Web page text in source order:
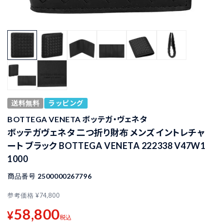
送料無料 ラッピング
BOTTEGA VENETA ボッテガ・ヴェネタ
ボッテガヴェネタ 二つ折り財布 メンズ イントレチャ
ート ブラック BOTTEGA VENETA 222338 V47W1
1000
商品番号 2500000267796
参考価格 ¥74,800
¥58,800税込